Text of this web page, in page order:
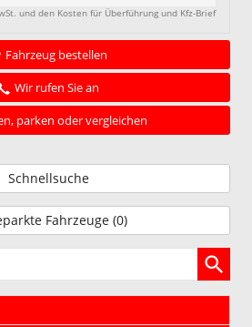
und den Kosten für Überführung und Kfz-Brief
Fahrzeug bestellen
Wir rufen Sie an
parken oder vergleichen
Schnellsuche
Fahrzeuge (0)